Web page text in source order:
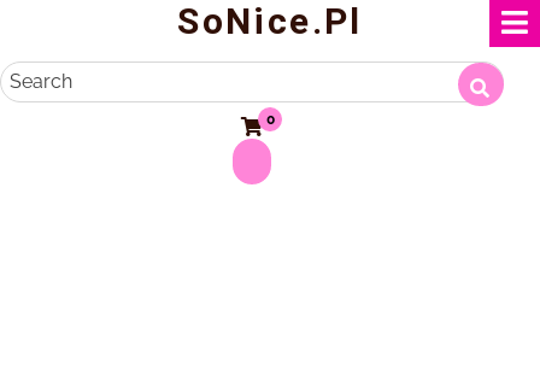
content
SoNice.pl
Search
0